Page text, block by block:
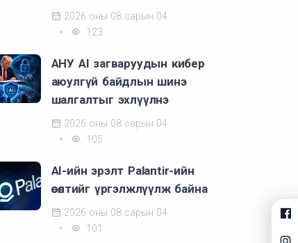
2026 оны 08 сарын 04
123
АНУ AI загваруудын кибер
аюулгүй байдлын шинэ
шалгалтыг эхлүүлнэ
2026 оны 08 сарын 04
105
AI-ийн эрэлт Palantir-ийн
өсөлтийг үргэлжлүүлж байна
2026 оны 08 сарын 04
101